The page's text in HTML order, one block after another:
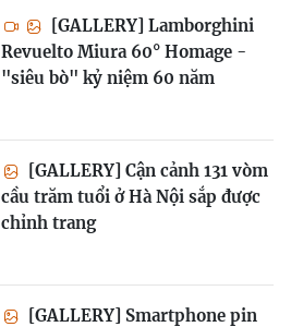
[GALLERY] Lamborghini
Revuelto Miura 60° Homage -
"siêu bò" kỷ niệm 60 năm
[GALLERY] Cận cảnh 131 vòm
cầu trăm tuổi ở Hà Nội sắp được
chỉnh trang
[GALLERY] Smartphone pin